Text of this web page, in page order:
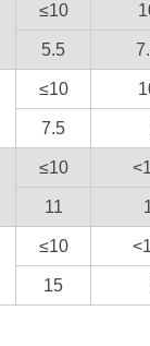
≤10
5.5
≤10
7.5
≤10
11
≤10
15